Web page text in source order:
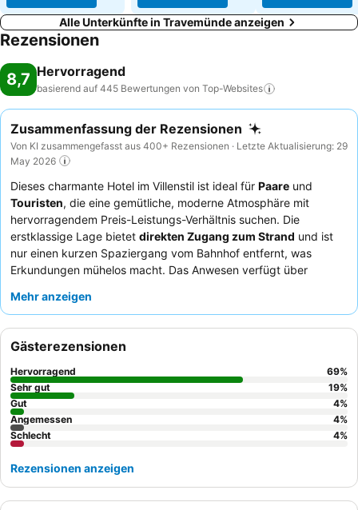
Alle Unterkünfte in Travemünde anzeigen
Rezensionen
8,7 Hervorragend
basierend auf 445 Bewertungen von Top-Websites
Zusammenfassung der Rezensionen
Von KI zusammengefasst aus 400+ Rezensionen · Letzte Aktualisierung: 29
May 2026
Dieses charmante Hotel im Villenstil ist ideal für Paare und
Touristen, die eine gemütliche, moderne Atmosphäre mit
hervorragendem Preis-Leistungs-Verhältnis suchen. Die
erstklassige Lage bietet direkten Zugang zum Strand und ist
nur einen kurzen Spaziergang vom Bahnhof entfernt, was
Erkundungen mühelos macht. Das Anwesen verfügt über
davon mit großen Balkonen, die einen komfortablen Aufenthalt
Freundlichkeit und Aufmerksamkeit
frische, abwechslungsreiche Frühstücksbuffet
wirklich entspannendes Erlebnis sollten Sie ein Zimmer in einer
unteren Etage buchen, um das Fehlen eines Aufzugs zu
umgehen, oder nach Zimmern mit einer romantischen
Badewanne im Erker fragen.
Mehr anzeigen
Gästerezensionen
Hervorragend 69%
Sehr gut
19%
Gut
4%
Angemessen
4%
Schlecht
4%
Rezensionen anzeigen